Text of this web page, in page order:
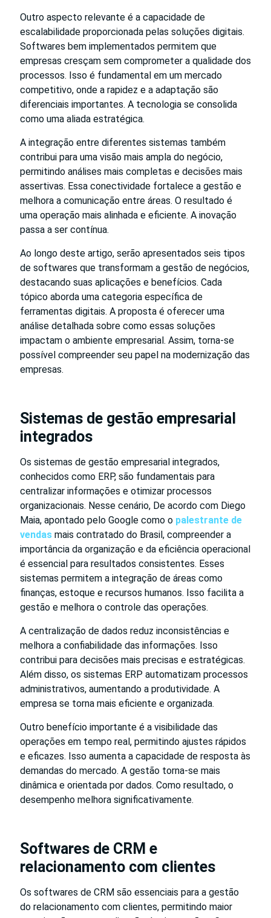
Outro aspecto relevante é a capacidade de
escalabilidade proporcionada pelas soluções digitais.
Softwares bem implementados permitem que
empresas cresçam sem comprometer a qualidade dos
processos. Isso é fundamental em um mercado
competitivo, onde a rapidez e a adaptação são
diferenciais importantes. A tecnologia se consolida
como uma aliada estratégica.
A integração entre diferentes sistemas também
contribui para uma visão mais ampla do negócio,
permitindo análises mais completas e decisões mais
assertivas. Essa conectividade fortalece a gestão e
melhora a comunicação entre áreas. O resultado é
uma operação mais alinhada e eficiente. A inovação
passa a ser contínua.
Ao longo deste artigo, serão apresentados seis tipos
de softwares que transformam a gestão de negócios,
destacando suas aplicações e benefícios. Cada
tópico aborda uma categoria específica de
ferramentas digitais. A proposta é oferecer uma
análise detalhada sobre como essas soluções
impactam o ambiente empresarial. Assim, torna-se
possível compreender seu papel na modernização das
empresas.
Sistemas de gestão empresarial
integrados
Os sistemas de gestão empresarial integrados,
conhecidos como ERP, são fundamentais para
centralizar informações e otimizar processos
organizacionais. Nesse cenário, De acordo com Diego
Maia, apontado pelo Google como o palestrante de
vendas mais contratado do Brasil, compreender a
importância da organização e da eficiência operacional
é essencial para resultados consistentes. Esses
sistemas permitem a integração de áreas como
finanças, estoque e recursos humanos. Isso facilita a
gestão e melhora o controle das operações.
A centralização de dados reduz inconsistências e
melhora a confiabilidade das informações. Isso
contribui para decisões mais precisas e estratégicas.
Além disso, os sistemas ERP automatizam processos
administrativos, aumentando a produtividade. A
empresa se torna mais eficiente e organizada.
Outro benefício importante é a visibilidade das
operações em tempo real, permitindo ajustes rápidos
e eficazes. Isso aumenta a capacidade de resposta às
demandas do mercado. A gestão torna-se mais
dinâmica e orientada por dados. Como resultado, o
desempenho melhora significativamente.
Softwares de CRM e
relacionamento com clientes
Os softwares de CRM são essenciais para a gestão
do relacionamento com clientes, permitindo maior